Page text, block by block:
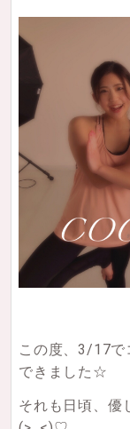
この度、3/17で
できました☆
それも日頃、優